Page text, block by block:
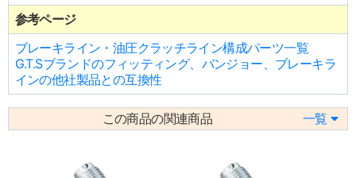
参考ページ
ブレーキライン・油圧クラッチライン構成パーツ一覧
G.T.Sブランドのフィッティング、バンジョー、ブレーキラ
インの他社製品との互換性
この商品の関連商品 一覧